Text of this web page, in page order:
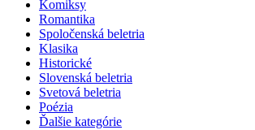
Komiksy
Romantika
Spoločenská beletria
Klasika
Historické
Slovenská beletria
Svetová beletria
Poézia
Ďalšie kategórie